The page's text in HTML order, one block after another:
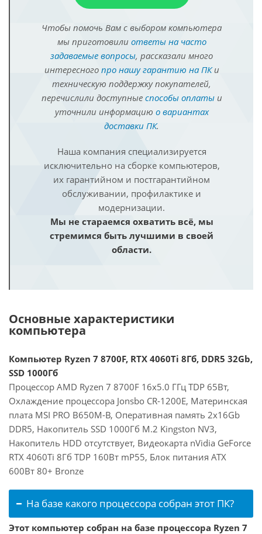
Чтобы помочь Вам с выбором компьютера
мы приготовили ответы на часто
задаваемые вопросы, рассказали много
интересного про нашу гарантию на ПКи
техническую поддержку покупателей,
перечислили доступные способы оплатыи
уточнили информацию о вариантах
доставки ПК.
Наша компания специализируется
исключительно на сборке компьютеров,
их гарантийном и постгарантийном
обслуживании, профилактике и
модернизации.
Мы не стараемся охватить всё, мы
стремимся быть лучшими в своей
области.
Основные характеристики
компьютера
Компьютер Ryzen 7 8700F, RTX 4060Ti 8Гб, DDR5 32Gb,
SSD 1000Гб
Процессор AMD Ryzen 7 8700F 16x5.0 ГГц TDP 65Вт,
Охлаждение процессора Jonsbo CR-1200E, Материнская
плата MSI PRO B650M-B, Оперативная память 2x16Gb
DDR5, Накопитель SSD 1000Гб M.2 Kingston NV3,
Накопитель HDD отсутствует, Видеокарта nVidia GeForce
RTX 4060Ti 8Гб TDP 160Вт mP55, Блок питания ATX
600Вт 80+ Bronze
На базе какого процессора собран этот ПК?
Этот компьютер собран на базе процессора Ryzen 7